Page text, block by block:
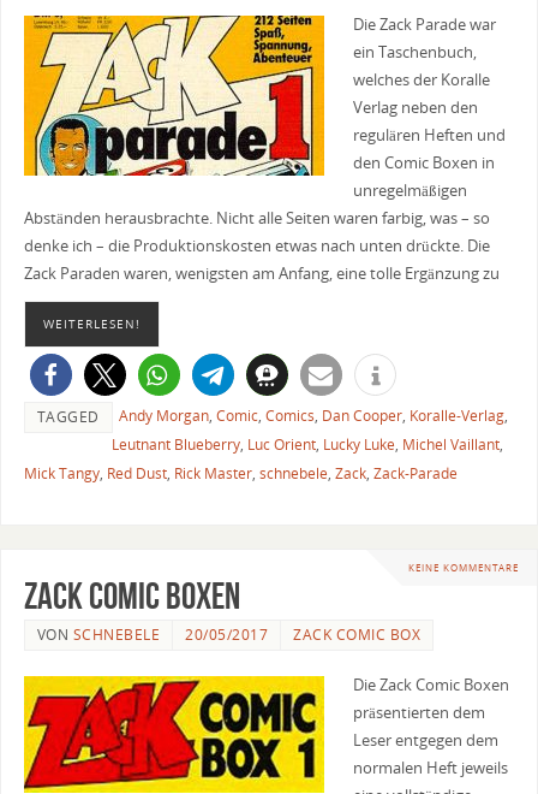
Die Zack Parade war
ein Taschenbuch,
welches der Koralle
Verlag neben den
regulären Heften und
den Comic Boxen in
unregelmäßigen
Abständen herausbrachte. Nicht alle Seiten waren farbig, was – so
denke ich – die Produktionskosten etwas nach unten drückte. Die
Zack Paraden waren, wenigsten am Anfang, eine tolle Ergänzung zu
WEITERLESEN!
TAGGED Andy Morgan, Comic, Comics, Dan Cooper, Koralle-Verlag,
Leutnant Blueberry, Luc Orient, Lucky Luke, Michel Vaillant,
Mick Tangy, Red Dust, Rick Master, schnebele, Zack, Zack-Parade
KEINE KOMMENTARE
Zack Comic Boxen
VON SCHNEBELE 20/05/2017 ZACK COMIC BOX
Die Zack Comic Boxen
präsentierten dem
Leser entgegen dem
normalen Heft jeweils